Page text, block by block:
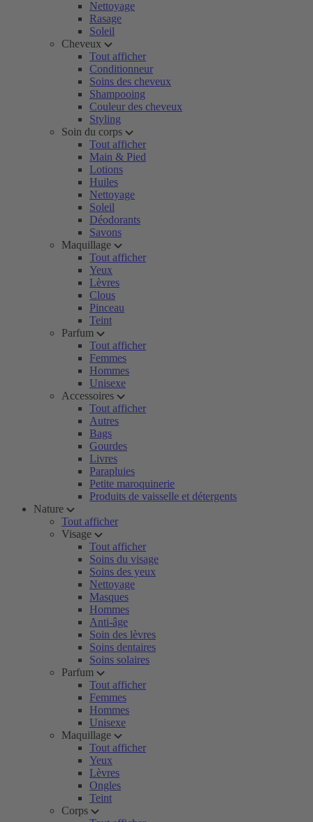
Nettoyage
Rasage
Soleil
Cheveux
Tout afficher
Conditionneur
Soins des cheveux
Shampooing
Couleur des cheveux
Styling
Soin du corps
Tout afficher
Main & Pied
Lotions
Huiles
Nettoyage
Soleil
Déodorants
Savons
Maquillage
Tout afficher
Yeux
Lèvres
Clous
Pinceau
Teint
Parfum
Tout afficher
Femmes
Hommes
Unisexe
Accessoires
Tout afficher
Autres
Bags
Gourdes
Livres
Parapluies
Petite maroquinerie
Produits de vaisselle et détergents
Nature
Tout afficher
Visage
Tout afficher
Soins du visage
Soins des yeux
Nettoyage
Masques
Hommes
Anti-âge
Soin des lèvres
Soins dentaires
Soins solaires
Parfum
Tout afficher
Femmes
Hommes
Unisexe
Maquillage
Tout afficher
Yeux
Lèvres
Ongles
Teint
Corps